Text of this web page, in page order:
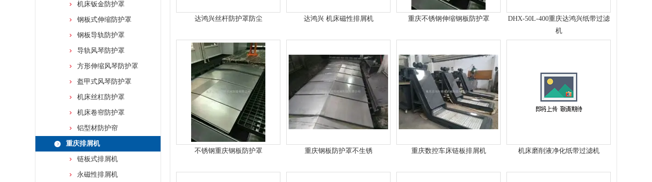
机床钣金防护罩
钢板式伸缩防护罩
钢板导轨防护罩
导轨风琴防护罩
方形伸缩风琴防护罩
盔甲式风琴防护罩
机床丝杠防护罩
机床卷帘防护罩
铝型材防护帘
重庆排屑机
链板式排屑机
永磁性排屑机
达鸿兴丝杆防护罩防尘 达鸿兴 机床磁性排屑机 重庆不锈钢伸缩钢板防护罩
DHX-50L-400重庆达鸿兴纸带过滤
机
不锈钢重庆钢板防护罩 重庆钢板防护罩不生锈 重庆数控车床链板排屑机 机床磨削液净化纸带过滤机